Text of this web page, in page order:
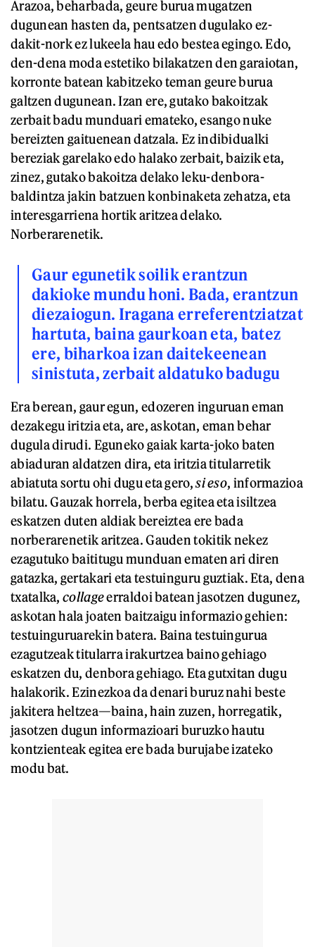
Arazoa, beharbada, geure burua mugatzen
dugunean hasten da, pentsatzen dugulako ez-
dakit-nork ez lukeela hau edo bestea egingo. Edo,
den-dena moda estetiko bilakatzen den garaiotan,
korronte batean kabitzeko teman geure burua
galtzen dugunean. Izan ere, gutako bakoitzak
zerbait badu munduari emateko, esango nuke
bereizten gaituenean datzala. Ez indibidualki
bereziak garelako edo halako zerbait, baizik eta,
zinez, gutako bakoitza delako leku-denbora-
baldintza jakin batzuen konbinaketa zehatza, eta
interesgarriena hortik aritzea delako.
Norberarenetik.
Gaur egunetik soilik erantzun
dakioke mundu honi. Bada, erantzun
diezaiogun. Iragana erreferentziatzat
hartuta, baina gaurkoan eta, batez
ere, biharkoa izan daitekeenean
sinistuta, zerbait aldatuko badugu
Era berean, gaur egun, edozeren inguruan eman
dezakegu iritzia eta, are, askotan, eman behar
dugula dirudi. Eguneko gaiak karta-joko baten
abiaduran aldatzen dira, eta iritzia titularretik
abiatuta sortu ohi dugu eta gero,si eso, informazioa
bilatu. Gauzak horrela, berba egitea eta isiltzea
eskatzen duten aldiak bereiztea ere bada
norberarenetik aritzea. Gauden tokitik nekez
ezagutuko baititugu munduan ematen ari diren
gatazka, gertakari eta testuinguru guztiak. Eta, dena
txatalka,collageerraldoi batean jasotzen dugunez,
askotan hala joaten baitzaigu informazio gehien:
testuinguruarekin batera. Baina testuingurua
ezagutzeak titularra irakurtzea baino gehiago
eskatzen du, denbora gehiago. Eta gutxitan dugu
halakorik. Ezinezkoa da denari buruz nahi beste
jakitera heltzea—baina, hain zuzen, horregatik,
jasotzen dugun informazioari buruzko hautu
kontzienteak egitea ere bada burujabe izateko
modu bat.